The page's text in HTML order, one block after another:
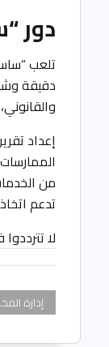
دور
تلعب
دقيقة
إعداد
من
تدعم
لا
إدارة